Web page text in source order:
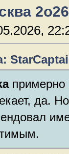
2о26
примерно
да.